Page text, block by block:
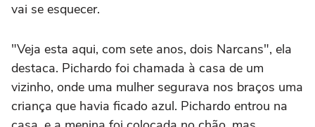
vai se esquecer.
"Veja esta aqui, com sete anos, dois Narcans", ela
destaca. Pichardo foi chamada à casa de um
vizinho, onde uma mulher segurava nos braços uma
criança que havia ficado azul. Pichardo entrou na